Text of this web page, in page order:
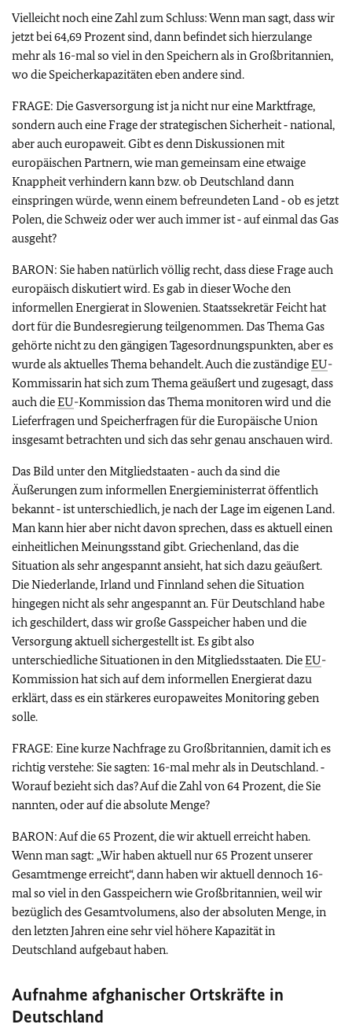
Vielleicht noch eine Zahl zum Schluss: Wenn man sagt, dass wir
jetzt bei 64,69 Prozent sind, dann befindet sich hierzulange
mehr als 16-mal so viel in den Speichern als in Großbritannien,
wo die Speicherkapazitäten eben andere sind.
FRAGE: Die Gasversorgung ist ja nicht nur eine Marktfrage,
sondern auch eine Frage der strategischen Sicherheit ‑ national,
aber auch europaweit. Gibt es denn Diskussionen mit
europäischen Partnern, wie man gemeinsam eine etwaige
Knappheit verhindern kann bzw. ob Deutschland dann
einspringen würde, wenn einem befreundeten Land ‑ ob es jetzt
Polen, die Schweiz oder wer auch immer ist ‑ auf einmal das Gas
ausgeht?
BARON: Sie haben natürlich völlig recht, dass diese Frage auch
europäisch diskutiert wird. Es gab in dieser Woche den
informellen Energierat in Slowenien. Staatssekretär Feicht hat
dort für die Bundesregierung teilgenommen. Das Thema Gas
gehörte nicht zu den gängigen Tagesordnungspunkten, aber es
wurde als aktuelles Thema behandelt. Auch die zuständigeEU-
Kommissarin hat sich zum Thema geäußert und zugesagt, dass
auch dieEU-Kommission das Thema monitoren wird und die
Lieferfragen und Speicherfragen für die Europäische Union
insgesamt betrachten und sich das sehr genau anschauen wird.
Das Bild unter den Mitgliedstaaten ‑ auch da sind die
Äußerungen zum informellen Energieministerrat öffentlich
bekannt ‑ ist unterschiedlich, je nach der Lage im eigenen Land.
Man kann hier aber nicht davon sprechen, dass es aktuell einen
einheitlichen Meinungsstand gibt. Griechenland, das die
Situation als sehr angespannt ansieht, hat sich dazu geäußert.
Die Niederlande, Irland und Finnland sehen die Situation
hingegen nicht als sehr angespannt an. Für Deutschland habe
ich geschildert, dass wir große Gasspeicher haben und die
Versorgung aktuell sichergestellt ist. Es gibt also
unterschiedliche Situationen in den Mitgliedsstaaten. DieEU-
Kommission hat sich auf dem informellen Energierat dazu
erklärt, dass es ein stärkeres europaweites Monitoring geben
solle.
FRAGE: Eine kurze Nachfrage zu Großbritannien, damit ich es
richtig verstehe: Sie sagten: 16-mal mehr als in Deutschland. ‑
Worauf bezieht sich das? Auf die Zahl von 64 Prozent, die Sie
nannten, oder auf die absolute Menge?
BARON: Auf die 65 Prozent, die wir aktuell erreicht haben.
Wenn man sagt: „Wir haben aktuell nur 65 Prozent unserer
Gesamtmenge erreicht“, dann haben wir aktuell dennoch 16-
mal so viel in den Gasspeichern wie Großbritannien, weil wir
bezüglich des Gesamtvolumens, also der absoluten Menge, in
den letzten Jahren eine sehr viel höhere Kapazität in
Deutschland aufgebaut haben.
Aufnahme afghanischer Ortskräfte in
Deutschland